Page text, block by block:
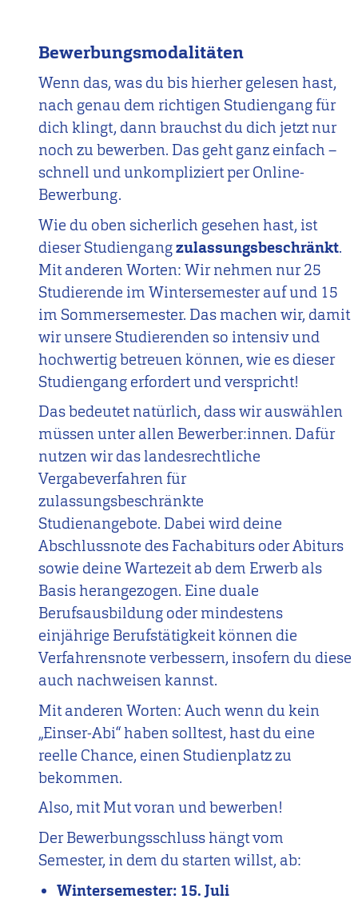
in
der
Presse
Bewerbungsmodalitäten
Wenn das, was du bis hierher gelesen hast,
nach genau dem richtigen Studiengang für
dich klingt, dann brauchst du dich jetzt nur
noch zu bewerben. Das geht ganz einfach –
schnell und unkompliziert per Online-
Bewerbung.
Wie du oben sicherlich gesehen hast, ist
dieser Studiengangzulassungsbeschränkt.
Mit anderen Worten: Wir nehmen nur 25
Studierende im Wintersemester auf und 15
im Sommersemester. Das machen wir, damit
wir unsere Studierenden so intensiv und
hochwertig betreuen können, wie es dieser
Studiengang erfordert und verspricht!
Das bedeutet natürlich, dass wir auswählen
müssen unter allen Bewerber:innen. Dafür
nutzen wir das landesrechtliche
Vergabeverfahren für
zulassungsbeschränkte
Studienangebote. Dabei wird deine
Abschlussnote des Fachabiturs oder Abiturs
sowie deine Wartezeit ab dem Erwerb als
Basis herangezogen. Eine duale
Berufsausbildung oder mindestens
einjährige Berufstätigkeit können die
Verfahrensnote verbessern, insofern du diese
auch nachweisen kannst.
Mit anderen Worten: Auch wenn du kein
„Einser-Abi“ haben solltest, hast du eine
reelle Chance, einen Studienplatz zu
bekommen.
Also, mit Mut voran und bewerben!
Der Bewerbungsschluss hängt vom
Semester, in dem du starten willst, ab:
Wintersemester: 15. Juli